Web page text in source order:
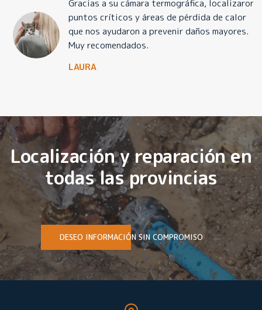
Gracias a su cámara termográfica, localizaron
puntos críticos y áreas de pérdida de calor
que nos ayudaron a prevenir daños mayores.
Muy recomendados.
LAURA
Localización y reparación en
todas las provincias
DESEO INFORMACIÓN SIN COMPROMISO